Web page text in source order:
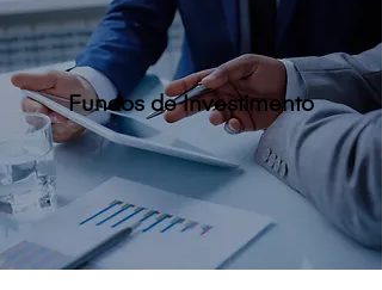
Fundos de Investimento